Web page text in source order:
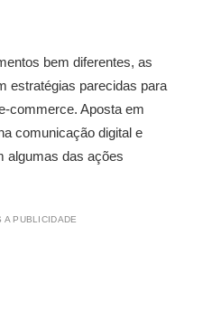
bem diferentes, as
estratégias parecidas para
commerce. Aposta em
comunicação digital e
algumas das ações
A PUBLICIDADE